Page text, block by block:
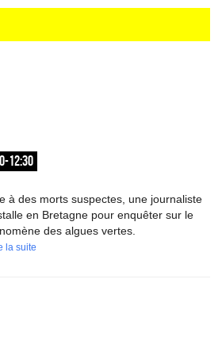
12:30
à des morts suspectes, une journaliste
en Bretagne pour enquêter sur le
des algues vertes.
la suite